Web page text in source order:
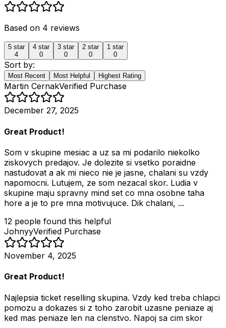
Based on 4 reviews
5 star
4
4 star
0
3 star
0
2 star
0
1 star
0
Sort by:
Most Recent Most Helpful Highest Rating
Martin CernakVerified Purchase
December 27, 2025
Great Product!
Som v skupine mesiac a uz sa mi podarilo niekolko
ziskovych predajov. Je dolezite si vsetko poraidne
nastudovat a ak mi nieco nie je jasne, chalani su vzdy
napomocni. Lutujem, ze som nezacal skor. Ludia v
skupine maju spravny mind set co mna osobne taha
hore a je to pre mna motivujuce. Dik chalani, ...
12 people found this helpful
JohnyyVerified Purchase
November 4, 2025
Great Product!
Najlepsia ticket reselling skupina. Vzdy ked treba chlapci
pomozu a dokazes si z toho zarobit uzasne peniaze aj
ked mas peniaze len na clenstvo. Napoj sa cim skor